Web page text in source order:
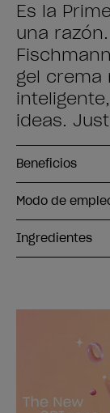
Es la
una
gel crema
ideas.
Beneficios
Modo de
Ingredientes